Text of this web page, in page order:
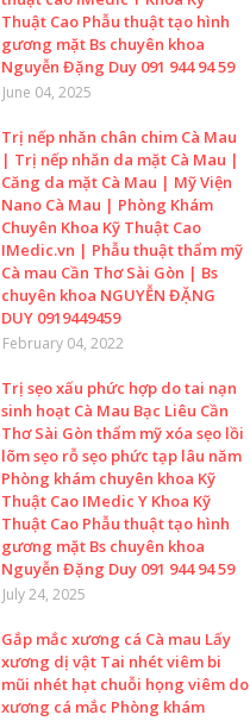
Thuật Cao Phẫu thuật tạo hình
gương mặt Bs chuyên khoa
Nguyễn Đặng Duy 091 944 94 59
June 04, 2025
Trị nếp nhăn chân chim Cà Mau
| Trị nếp nhăn da mặt Cà Mau |
Căng da mặt Cà Mau | Mỹ Viện
Nano Cà Mau | Phòng Khám
Chuyên Khoa Kỹ Thuật Cao
IMedic.vn | Phẫu thuật thẩm mỹ
Cà mau Cần Thơ Sài Gòn | Bs
chuyên khoa NGUYỄN ĐẶNG
DUY 0919449459
February 04, 2022
Trị sẹo xấu phức hợp do tai nạn
sinh hoạt Cà Mau Bạc Liêu Cần
Thơ Sài Gòn thẩm mỹ xóa sẹo lồi
lõm sẹo rỗ sẹo phức tạp lâu năm
Phòng khám chuyên khoa Kỹ
Thuật Cao IMedic Y Khoa Kỹ
Thuật Cao Phẫu thuật tạo hình
gương mặt Bs chuyên khoa
Nguyễn Đặng Duy 091 944 94 59
July 24, 2025
Gắp mắc xương cá Cà mau Lấy
xương dị vật Tai nhét viêm bi
mũi nhét hạt chuỗi họng viêm do
xương cá mắc Phòng khám